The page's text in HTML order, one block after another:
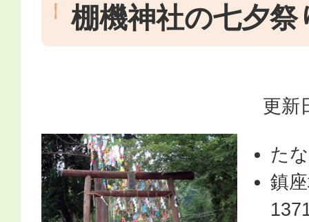
棚機神社の七夕祭
更新
た
鎮